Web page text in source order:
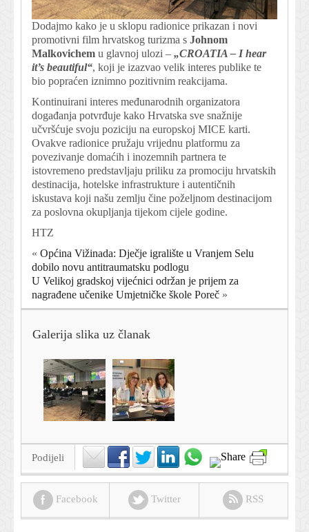
Dodajmo kako je u sklopu radionice prikazan i novi
promotivni film hrvatskog turizma s Johnom
Malkovichem u glavnoj ulozi – „CROATIA – I hear
it’s beautiful“, koji je izazvao velik interes publike te
bio popraćen iznimno pozitivnim reakcijama.
Kontinuirani interes međunarodnih organizatora
događanja potvrđuje kako Hrvatska sve snažnije
učvršćuje svoju poziciju na europskoj MICE karti.
Ovakve radionice pružaju vrijednu platformu za
povezivanje domaćih i inozemnih partnera te
istovremeno predstavljaju priliku za promociju hrvatskih
destinacija, hotelske infrastrukture i autentičnih
iskustava koji našu zemlju čine poželjnom destinacijom
za poslovna okupljanja tijekom cijele godine.
HTZ
« Općina Vižinada: Dječje igralište u Vranjem Selu
dobilo novu antitraumatsku podlogu
U Velikoj gradskoj vijećnici održan je prijem za
nagrađene učenike Umjetničke škole Poreč »
Galerija slika uz članak
Podijeli
Facebook Twitter RSS